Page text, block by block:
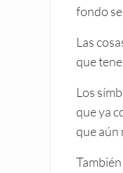
fondo
Las
que
Los
que ya
que aún